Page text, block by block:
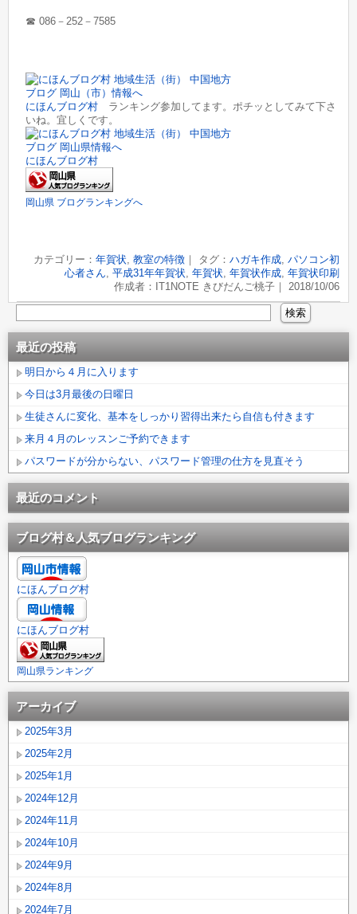
☎︎ 086－252－7585
にほんブログ村 ランキング参加してます。ポチッとしてみて下さ
いね。宜しくです。
にほんブログ村
岡山県 ブログランキングへ
カテゴリー： 年賀状, 教室の特徴｜ タグ： ハガキ作成, パソコン初
心者さん, 平成31年年賀状, 年賀状, 年賀状作成, 年賀状印刷
作成者：IT1NOTE きびだんご桃子｜ 2018/10/06
最近の投稿
明日から４月に入ります
今日は3月最後の日曜日
生徒さんに変化、基本をしっかり習得出来たら自信も付きます
来月４月のレッスンご予約できます
パスワードが分からない、パスワード管理の仕方を見直そう
最近のコメント
ブログ村＆人気ブログランキング
にほんブログ村
にほんブログ村
岡山県ランキング
アーカイブ
2025年3月
2025年2月
2025年1月
2024年12月
2024年11月
2024年10月
2024年9月
2024年8月
2024年7月